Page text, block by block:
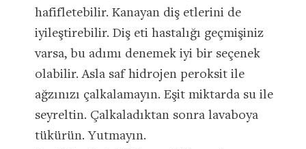
hafifletebilir. Kanayan diş etlerini de
iyileştirebilir. Diş eti hastalığı geçmişiniz
varsa, bu adımı denemek iyi bir seçenek
olabilir. Asla saf hidrojen peroksit ile
ağzınızı çalkalamayın. Eşit miktarda su ile
seyreltin. Çalkaladıktan sonra lavaboya
tükürün. Yutmayın.